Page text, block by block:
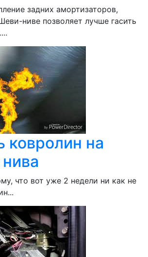
задних амортизаторов,
ниве позволяет лучше гасить
ковролин на
что вот уже 2 недели ни как не